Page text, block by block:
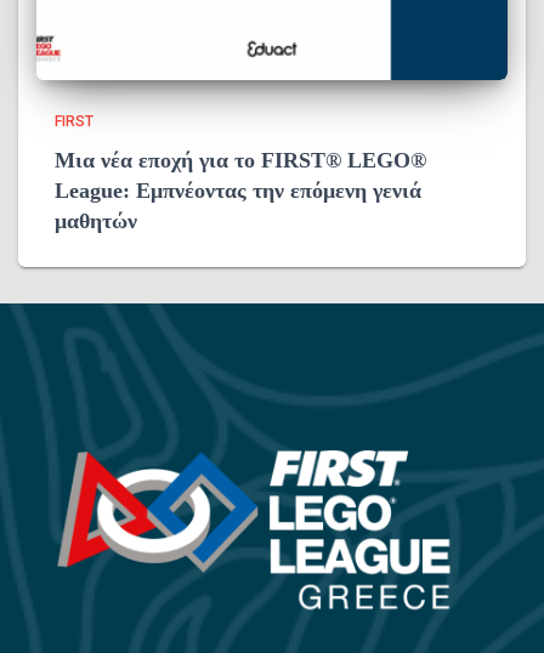
FIRST
Μια νέα εποχή για το FIRST® LEGO®
League: Εμπνέοντας την επόμενη γενιά
μαθητών